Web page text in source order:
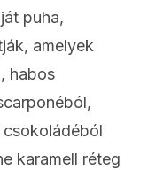
puha,
amelyek
habos
karamell réteg